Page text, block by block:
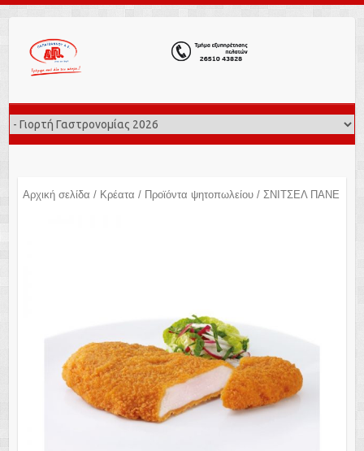
Αρχική σελίδα / Κρέατα / Προϊόντα ψητοπωλείου/ ΣΝΙΤΣΕΛ ΠΑΝΕ